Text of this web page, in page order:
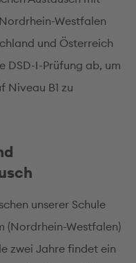
Westfalen
und Österreich
DSD-I-Prüfung ab, um
Niveau B1 zu
unserer Schule
(Nordrhein-Westfalen)
zwei Jahre findet ein